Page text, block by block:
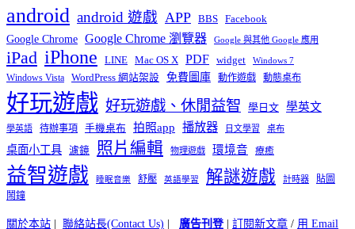
android android 遊戲 APP BBS Facebook
Google Chrome Google Chrome 瀏覽器 Google 與其他 Google 應用
iPad iPhone LINE Mac OS X PDF widget Windows 7
Windows Vista WordPress 網站架設 免費圖庫 動作遊戲 動態桌布
好玩遊戲 好玩遊戲、休閒益智 學日文 學英文
學英語 待辦事項 手機桌布 拍照app 播放器 日文學習 桌布
桌面小工具 濾鏡 照片編輯 物理遊戲 環境音 療癒
益智遊戲 睡眠音樂 舒壓 英語學習 解謎遊戲 計時器
貼圖
鬧鐘
關於本站 | 聯絡站長(Contact Us) | 廣告刊登| 訂閱新文章 / 用 Email